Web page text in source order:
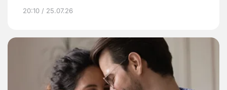
20:10 / 25.07.26